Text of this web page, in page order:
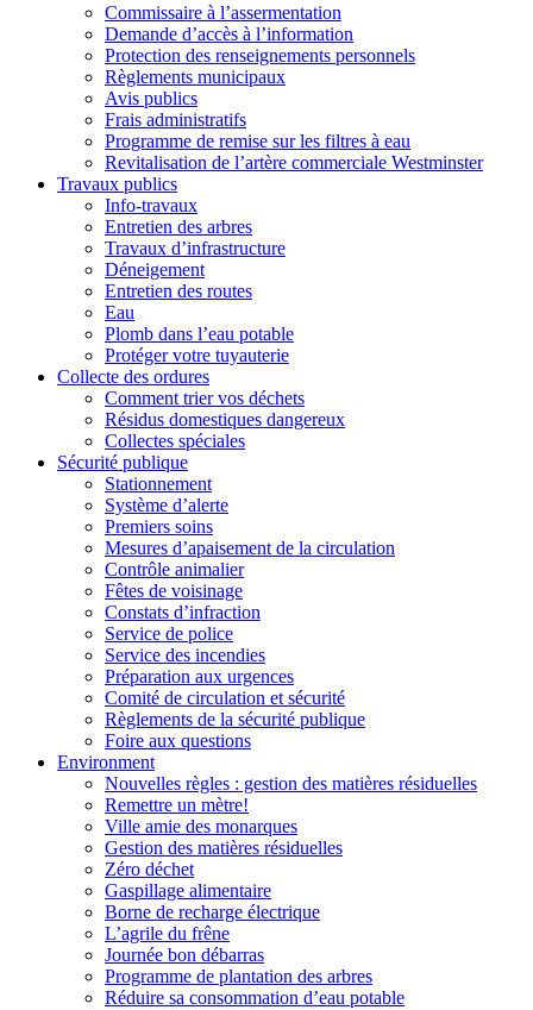
Commissaire à l’assermentation
Demande d’accès à l’information
Protection des renseignements personnels
Règlements municipaux
Avis publics
Frais administratifs
Programme de remise sur les filtres à eau
Revitalisation de l’artère commerciale Westminster
Travaux publics
Info-travaux
Entretien des arbres
Travaux d’infrastructure
Déneigement
Entretien des routes
Eau
Plomb dans l’eau potable
Protéger votre tuyauterie
Collecte des ordures
Comment trier vos déchets
Résidus domestiques dangereux
Collectes spéciales
Sécurité publique
Stationnement
Système d’alerte
Premiers soins
Mesures d’apaisement de la circulation
Contrôle animalier
Fêtes de voisinage
Constats d’infraction
Service de police
Service des incendies
Préparation aux urgences
Comité de circulation et sécurité
Règlements de la sécurité publique
Foire aux questions
Environment
Nouvelles règles : gestion des matières résiduelles
Remettre un mètre!
Ville amie des monarques
Gestion des matières résiduelles
Zéro déchet
Gaspillage alimentaire
Borne de recharge électrique
L’agrile du frêne
Journée bon débarras
Programme de plantation des arbres
Réduire sa consommation d’eau potable